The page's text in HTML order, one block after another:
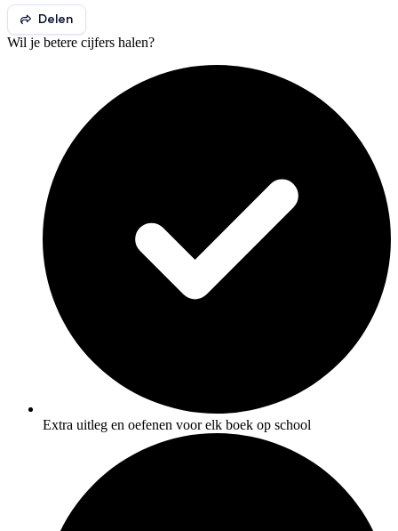
Delen
Wil je betere cijfers halen?
Extra uitleg en oefenen voor elk boek op school